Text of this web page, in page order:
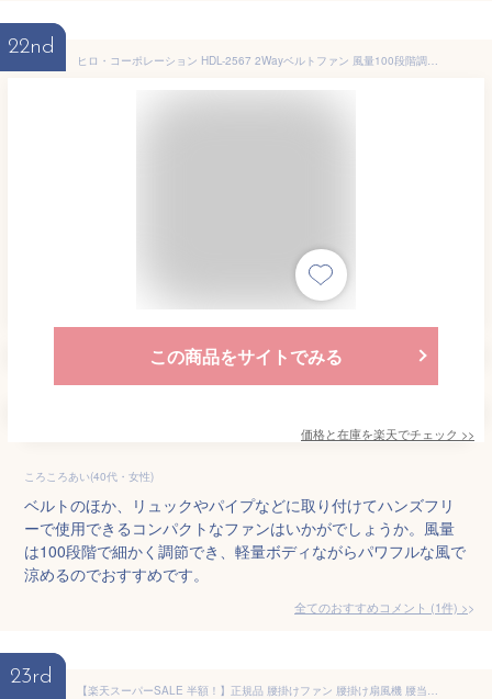
22nd
ヒロ・コーポレーション HDL-2567 2Wayベルトファン 風量100段階調節 コンパクト設計 ホワイト
この商品をサイトでみる
価格と在庫を楽天でチェック >>
ころころあい(40代・女性)
ベルトのほか、リュックやパイプなどに取り付けてハンズフリ
ーで使用できるコンパクトなファンはいかがでしょうか。風量
は100段階で細かく調節でき、軽量ボディながらパワフルな風で
涼めるのでおすすめです。
全てのおすすめコメント (1件) >
23rd
【楽天スーパーSALE 半額！】正規品 腰掛けファン 腰掛け扇風機 腰当て 首掛けファン ポータブルファン 3段階風量 強力風量 ベルト ポータブル扇風機 12000mAh 時間長時間稼働 小型 ジェットファン usb充電 LED表示 静音 耐衝撃